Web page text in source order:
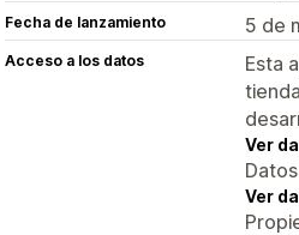
Fecha de lanzamiento 5 de
Acceso a los datos
Esta
Ver
Ver